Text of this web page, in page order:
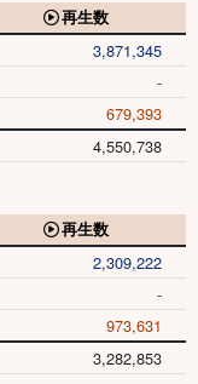
再生数
3,871,345
-
679,393
4,550,738
再生数
2,309,222
-
973,631
3,282,853